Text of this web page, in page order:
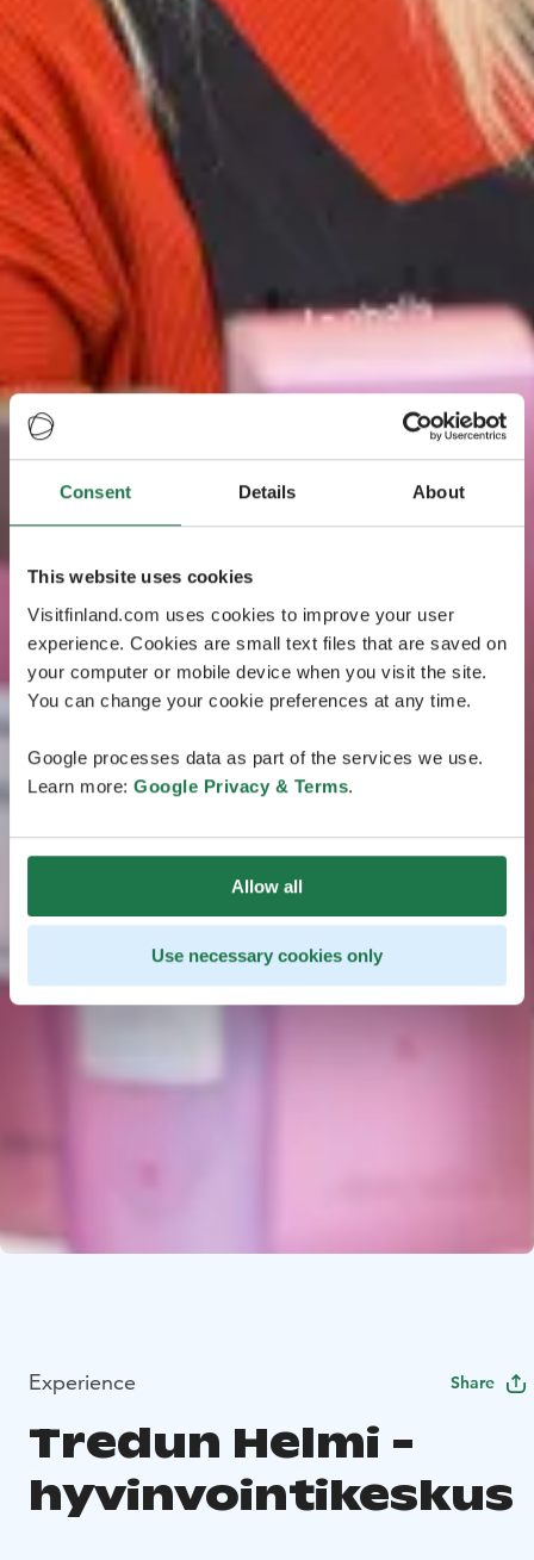
Consent Details About
This website uses cookies
Visitfinland.com uses cookies to improve your user
experience. Cookies are small text files that are saved on
your computer or mobile device when you visit the site.
You can change your cookie preferences at any time.
Google processes data as part of the services we use.
Learn more: Google Privacy & Terms.
Allow all
Use necessary cookies only
Experience Share
Tredun Helmi -
hyvinvointikeskus